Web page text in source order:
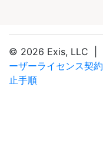
© 2026 Exis, LLC |
ーザーライセンス契約
止手順